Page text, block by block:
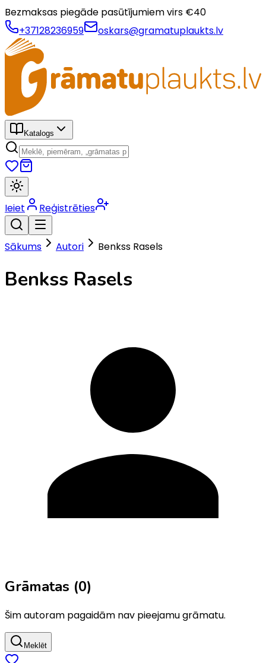
Bezmaksas piegāde pasūtījumiem virs €40
+37128236959
oskars@gramatuplaukts.lv
Katalogs
Ieiet Reģistrēties
Sākums Autori Benkss Rasels
Benkss Rasels
Grāmatas (0)
Šim autoram pagaidām nav pieejamu grāmatu.
Meklēt